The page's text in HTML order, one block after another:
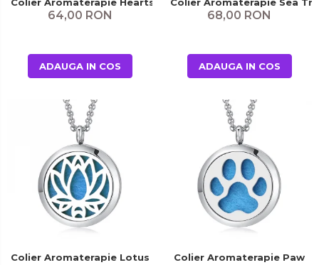
64,00 RON
ADAUGA IN COS
68,00 RON
ADAUGA IN COS
Colier Aromaterapie Lotus Colier Aromaterapie Paw